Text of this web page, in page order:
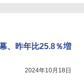
、昨年比25.8％増
2024年10月18日